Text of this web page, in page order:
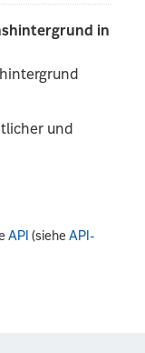
in
und
API (sieheAPI-